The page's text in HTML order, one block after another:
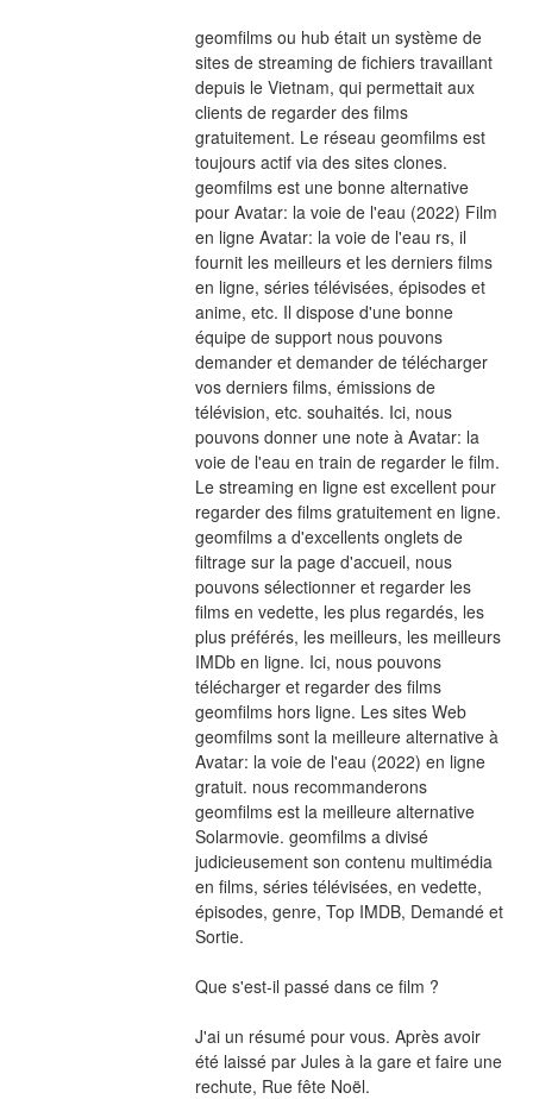
geomfilms ou hub était un système de
sites de streaming de fichiers travaillant
depuis le Vietnam, qui permettait aux
clients de regarder des films
gratuitement. Le réseau geomfilms est
toujours actif via des sites clones.
geomfilms est une bonne alternative
pour Avatar: la voie de l'eau (2022) Film
en ligne Avatar: la voie de l'eau rs, il
fournit les meilleurs et les derniers films
en ligne, séries télévisées, épisodes et
anime, etc. Il dispose d'une bonne
équipe de support nous pouvons
demander et demander de télécharger
vos derniers films, émissions de
télévision, etc. souhaités. Ici, nous
pouvons donner une note à Avatar: la
voie de l'eau en train de regarder le film.
Le streaming en ligne est excellent pour
regarder des films gratuitement en ligne.
geomfilms a d'excellents onglets de
filtrage sur la page d'accueil, nous
pouvons sélectionner et regarder les
films en vedette, les plus regardés, les
plus préférés, les meilleurs, les meilleurs
IMDb en ligne. Ici, nous pouvons
télécharger et regarder des films
geomfilms hors ligne. Les sites Web
geomfilms sont la meilleure alternative à
Avatar: la voie de l'eau (2022) en ligne
gratuit. nous recommanderons
geomfilms est la meilleure alternative
Solarmovie. geomfilms a divisé
judicieusement son contenu multimédia
en films, séries télévisées, en vedette,
épisodes, genre, Top IMDB, Demandé et
Sortie.
Que s'est-il passé dans ce film ?
J'ai un résumé pour vous. Après avoir
été laissé par Jules à la gare et faire une
rechute, Rue fête Noël.